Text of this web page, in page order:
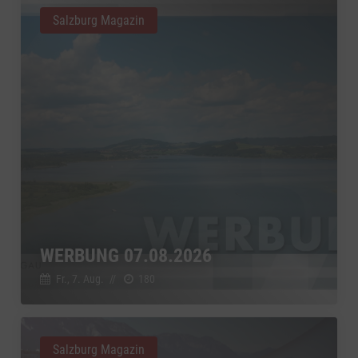
WERBUNG 07.08.2026
Salzburg Magazin
Salzburg Magazin